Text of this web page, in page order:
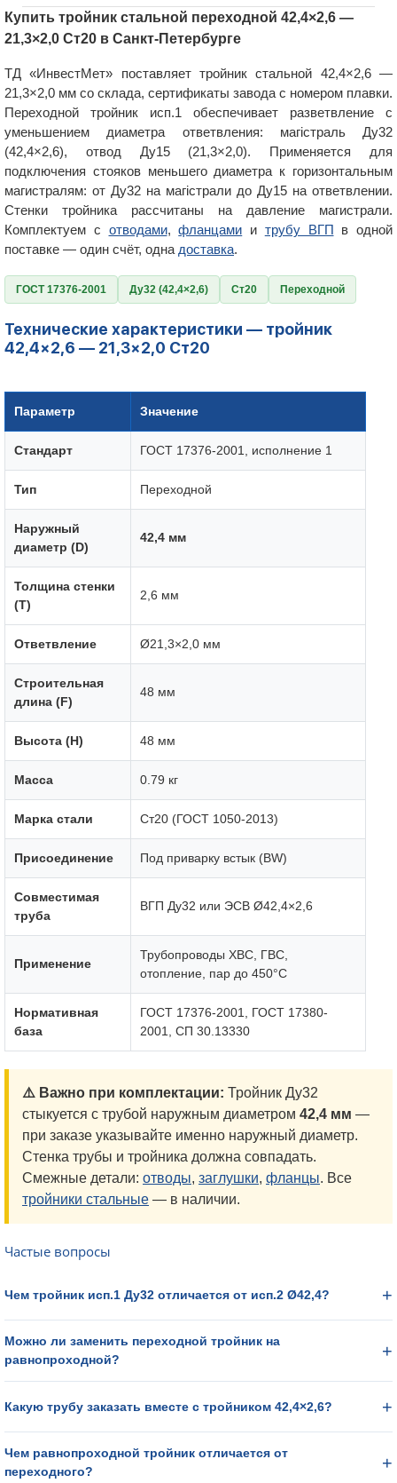
Купить тройник стальной переходной 42,4×2,6 —
21,3×2,0 Ст20 в Санкт-Петербурге
ТД «ИнвестМет» поставляет тройник стальной 42,4×2,6 —
21,3×2,0 мм со склада, сертификаты завода с номером плавки.
Переходной тройник исп.1 обеспечивает разветвление с
уменьшением диаметра ответвления: магістраль Ду32
(42,4×2,6), отвод Ду15 (21,3×2,0). Применяется для
подключения стояков меньшего диаметра к горизонтальным
магистралям: от Ду32 на магістрали до Ду15 на ответвлении.
Стенки тройника рассчитаны на давление магистрали.
Комплектуем с отводами,фланцами и трубу ВГП в одной
поставке — один счёт, одна доставка.
ГОСТ 17376-2001 Ду32 (42,4×2,6) Ст20 Переходной
Технические характеристики — тройник
42,4×2,6 — 21,3×2,0 Ст20
Параметр Значение
Стандарт ГОСТ 17376-2001, исполнение 1
Тип Переходной
Наружный
диаметр (D)
42,4 мм
Толщина стенки
(T)
2,6 мм
Ответвление Ø21,3×2,0 мм
Строительная
длина (F)
48 мм
Высота (H) 48 мм
Масса 0.79 кг
Марка стали Ст20 (ГОСТ 1050-2013)
Присоединение Под приварку встык (BW)
Совместимая
труба
ВГП Ду32 или ЭСВ Ø42,4×2,6
Применение
Трубопроводы ХВС, ГВС,
отопление, пар до 450°C
Нормативная
база
ГОСТ 17376-2001, ГОСТ 17380-
2001, СП 30.13330
⚠️ Важно при комплектации: Тройник Ду32
стыкуется с трубой наружным диаметром 42,4 мм —
при заказе указывайте именно наружный диаметр.
Стенка трубы и тройника должна совпадать.
Смежные детали: отводы, заглушки, фланцы. Все
тройники стальные — в наличии.
Частые вопросы
Чем тройник исп.1 Ду32 отличается от исп.2 Ø42,4?
Можно ли заменить переходной тройник на
равнопроходной?
Какую трубу заказать вместе с тройником 42,4×2,6?
Чем равнопроходной тройник отличается от
переходного?